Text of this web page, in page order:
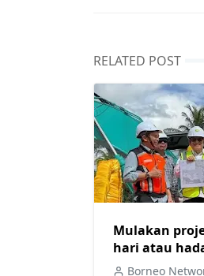
RELATED POST
Mulakan
hari atau
ditamatkan
Borneo